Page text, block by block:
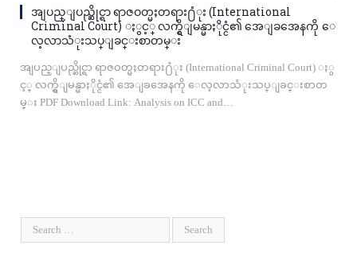
အျပည္ျပည္ဆိုင္ရာ ရာဇဝတ္မႈတရား႐ံုး (International
Criminal Court) ႏွင့္ လက္ရွိျမန္မာႏိုင္ငံ၏ အေျခအေနကို ေ
လ့လာသံုးသပ္ျခင္းစာတမ္း
အျပည္ျပည္ဆိုင္ရာ ရာဇဝတ္မႈတရား႐ံုး (International Criminal Court) ႏွ
င့္ လက္ရွိျမန္မာႏိုင္ငံ၏ အေျခအေနကို ေလ့လာသံုးသပ္ျခင္းစာတ
မ္း PDF Download Link: Analysis on ICC and…